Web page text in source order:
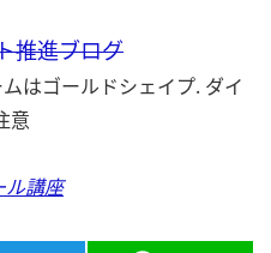
推進ブログ
はゴールドシェイプ. ダイ
意
ル講座